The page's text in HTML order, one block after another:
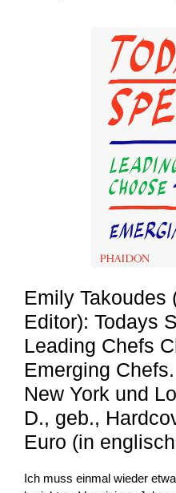
Emily Takoudes
Editor): Todays
Leading Chefs
Emerging
New York und
D., geb.,
Euro (in
Ich muss einmal wieder